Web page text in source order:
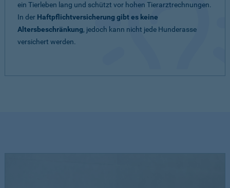
ein Tierleben lang und schützt vor hohen Tierarztrechnungen.
In der Haftpflichtversicherung gibt es keine
Altersbeschränkung, jedoch kann nicht jede Hunderasse
versichert werden.